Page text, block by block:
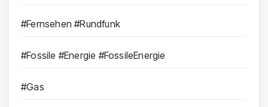
#Fernsehen #Rundfunk
#Fossile #Energie #FossileEnergie
#Gas